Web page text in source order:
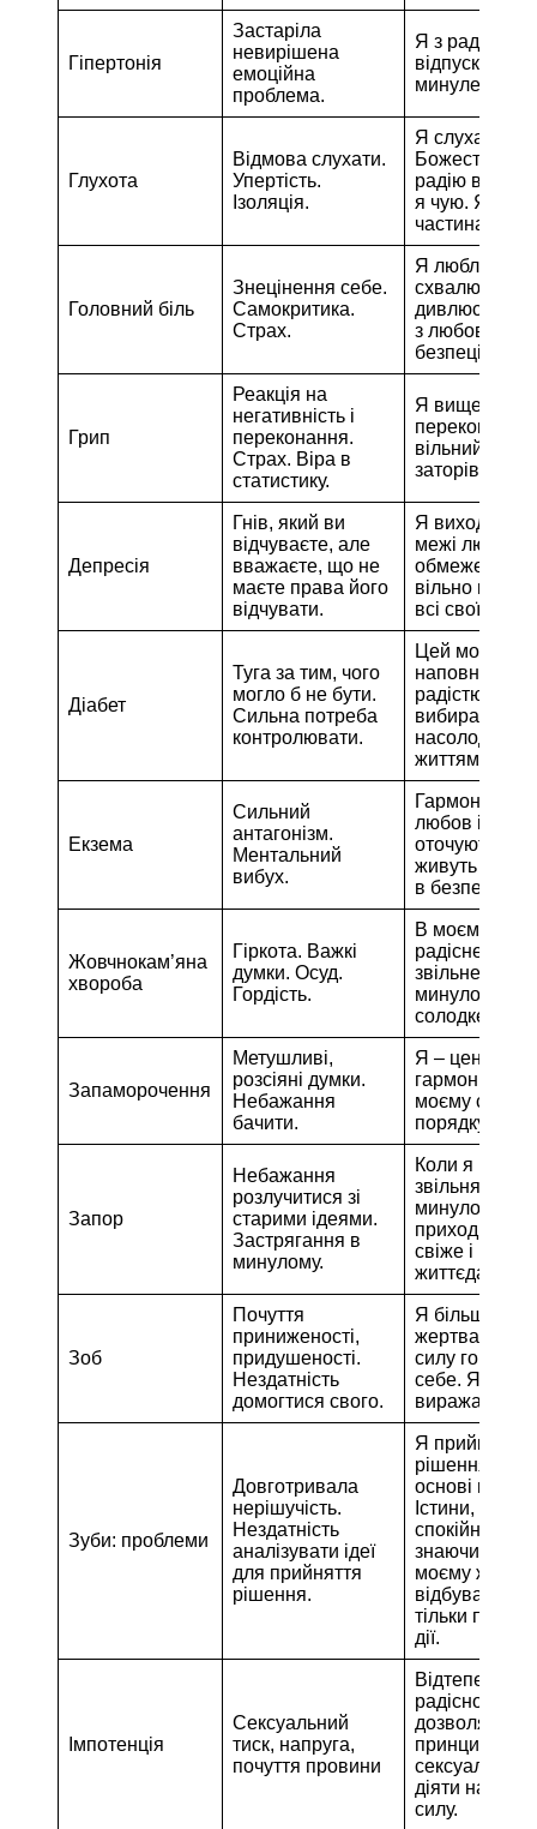
Гіпертонія
Застаріла
невирішена
емоційна
проблема.
Я з радістю
відпускаю
минуле. Я в
Глухота
Відмова слухати.
Упертість.
Ізоляція.
Я слухаю
Божественне
радію
я чую. Я –
частина
Головний біль
Знецінення себе.
Самокритика.
Страх.
Я люблю і
схвалюю
дивлюся на
з любов’ю. Я
безпеці.
Грип
Реакція на
негативність і
переконання.
Страх. Віра в
статистику.
Я вище
переконань.
вільний від
заторів і
Депресія
Гнів, який ви
відчуваєте, але
вважаєте, що не
маєте права його
відчувати.
Я виходжу за
межі
обмежень. Я
вільно
всі свої
Діабет
Туга за тим, чого
могло б не бути.
Сильна потреба
контролювати.
Цей момент
наповнений
радістю. Я
вибираю
життям.
Екзема
Сильний
антагонізм.
Ментальний
вибух.
Гармонія і
любов і
оточують
живуть в
в безпеці.
Жовчнокам’яна
хвороба
Гіркота. Важкі
думки. Осуд.
Гордість.
В моєму
радісне
звільнення
минулого.
солодке, і це
Запаморочення
Метушливі,
розсіяні думки.
Небажання
бачити.
Я – центр
гармонії. Все
моєму світі в
порядку.
Запор
Небажання
розлучитися зі
старими ідеями.
Застрягання в
минулому.
Коли я
звільняюся
минулого,
приходить
свіже і
життєдайне.
Зоб
Почуття
приниженості,
придушеності.
Нездатність
домогтися свого.
Я більше не
жертва. Я
силу
себе. Я
виражаю
Зуби: проблеми
Довготривала
нерішучість.
Нездатність
аналізувати ідеї
для прийняття
рішення.
Я приймаю
рішення на
основі
Істини, і я
спокійний,
знаючи, що в
моєму житті
відбуваються
тільки
дії.
Імпотенція
Сексуальний
тиск, напруга,
почуття провини
Відтепер я
радісно
дозволяю
принципу
сексуальності
діяти на
силу.